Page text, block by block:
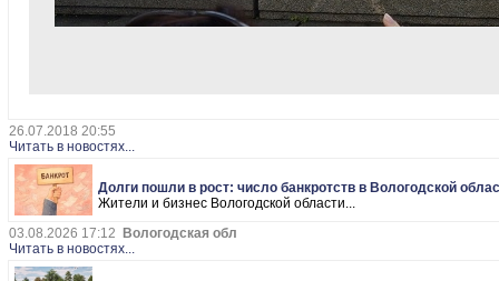
26.07.2018 20:55
Читать в новостях...
Долги пошли в рост: число банкротств в Вологодской
Жители и бизнес Вологодской области...
03.08.2026 17:12
Вологодская обл
Читать в новостях...